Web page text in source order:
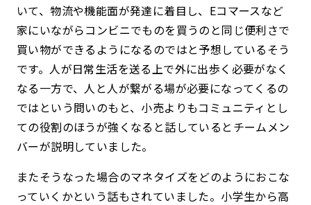
いて、物流や機能面が発達に着目し、Eコマースなど
家にいながらコンビニでものを買うのと同じ便利さで
買い物ができるようになるのではと予想しているそう
です。人が日常生活を送る上で外に出歩く必要がなく
なる一方で、人と人が繋がる場が必要になってくるの
ではという問いのもと、小売よりもコミュニティとし
ての役割のほうが強くなると話しているとチームメン
バーが説明していました。
またそうなった場合のマネタイズをどのようにおこな
っていくかという話もされていました。小学生から高